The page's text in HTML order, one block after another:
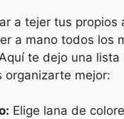
a tejer tus propios
a mano todos los
te dejo una lista
organizarte mejor:
Elige lana de